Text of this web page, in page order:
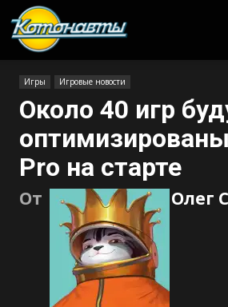
Игры Игровые новости
Около 40 игр
Pro на старте
От Олег